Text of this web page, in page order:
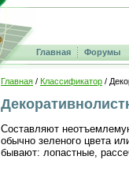
Главная Форумы
Главная / Классификатор /
Составляют
обычно зеленого цвета
бывают: лопастные,